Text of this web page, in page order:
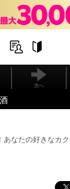
次へ
なたの好きなカク